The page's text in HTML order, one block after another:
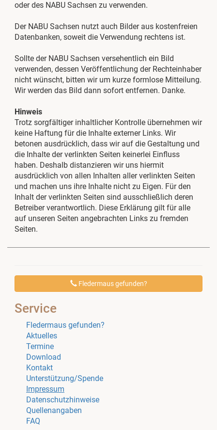
oder des NABU Sachsen zu verwenden.
Der NABU Sachsen nutzt auch Bilder aus kostenfreien
Datenbanken, soweit die Verwendung rechtens ist.
Sollte der NABU Sachsen versehentlich ein Bild
verwenden, dessen Veröffentlichung der Rechteinhaber
nicht wünscht, bitten wir um kurze formlose Mitteilung.
Wir werden das Bild dann sofort entfernen. Danke.
Hinweis
Trotz sorgfältiger inhaltlicher Kontrolle übernehmen wir
keine Haftung für die Inhalte externer Links. Wir
betonen ausdrücklich, dass wir auf die Gestaltung und
die Inhalte der verlinkten Seiten keinerlei Einfluss
haben. Deshalb distanzieren wir uns hiermit
ausdrücklich von allen Inhalten aller verlinkten Seiten
und machen uns ihre Inhalte nicht zu Eigen. Für den
Inhalt der verlinkten Seiten sind ausschließlich deren
Betreiber verantwortlich. Diese Erklärung gilt für alle
auf unseren Seiten angebrachten Links zu fremden
Seiten.
Fledermaus gefunden?
Service
Fledermaus gefunden?
Aktuelles
Termine
Download
Kontakt
Unterstützung/Spende
Impressum
Datenschutzhinweise
Quellenangaben
FAQ